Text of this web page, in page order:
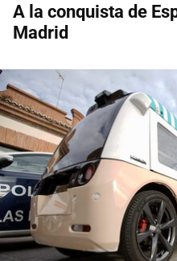
A la conquista de
Madrid